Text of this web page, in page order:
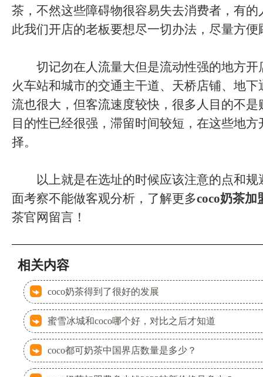
茶，不然这些障碍物很容易失去消费者，有的
此我们开店的老板要想尽一切办法，尽量方便
切记勿在人流量大但是流动性强的地方开
火车站和城市的交通主干道、天桥店铺、地
流也很大，但客流速度较快，很多人目的不是
目的性已经很强，滞留时间较短，在这些地
择。
以上就是在选址的时候应该注意的点和规
面考察不能做客观分析，了解更多coco奶茶加
茶官网留言！
相关内容
coco奶茶得到了很好的发展
蜜雪冰城和coco哪个好，对比之后才知道
coco都可奶茶中国界店数量是多少？